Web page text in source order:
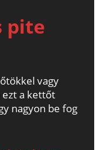
pite
vagy
ezt a kettőt
nagyon be fog